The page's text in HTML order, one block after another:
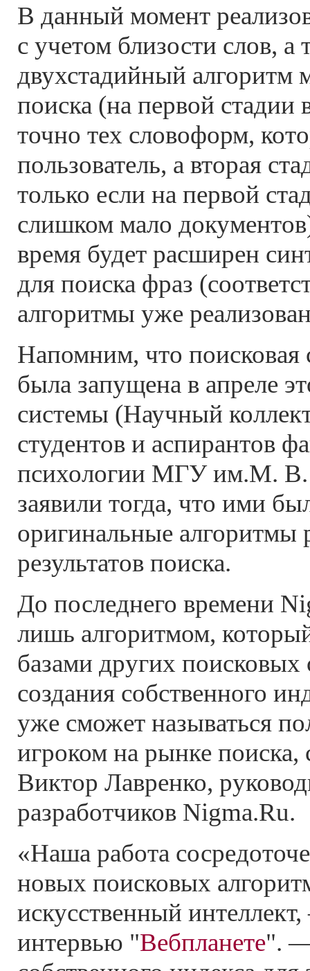
В данный момент
с учетом близости слов, а
двухстадийный алгоритм
поиска (на первой стадии
точно тех словоформ,
пользователь, а вторая
только если на первой
слишком мало
время будет расширен
для поиска фраз
алгоритмы уже
Напомним, что поисковая
была запущена в апреле
системы (Научный
студентов и аспирантов
психологии МГУ им.М. В.
заявили тогда, что ими
оригинальные алгоритмы
результатов поиска.
До последнего времени
лишь алгоритмом,
базами других
создания собственного
уже сможет называться
игроком на рынке поиска,
Виктор Лавренко,
разработчиков Nigma.Ru.
«Наша работа
новых поисковых
искусственный
интервью "Вебпланете".